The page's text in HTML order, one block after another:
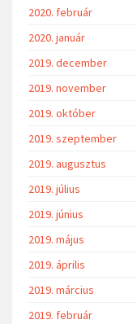
2020. február
2020. január
2019. december
2019. november
2019. október
2019. szeptember
2019. augusztus
2019. július
2019. június
2019. május
2019. április
2019. március
2019. február